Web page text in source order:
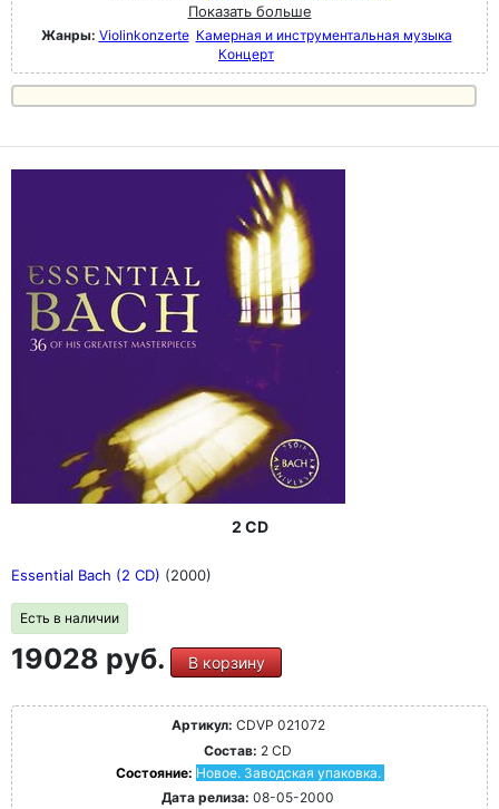
Показать больше
Жанры: Violinkonzerte Камерная и инструментальная музыка
Концерт
2 CD
Essential Bach (2 CD) (2000)
Есть в наличии
19028 руб. В корзину
Артикул: CDVP 021072
Состав: 2 CD
Состояние: Новое. Заводская упаковка.
Дата релиза: 08-05-2000